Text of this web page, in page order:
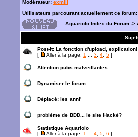
Modérateur: exmili
Utilisateurs parcourant actuellement ce
Aquariolo Index du Forum ->
Post-it: La fonction d'upload, explication!
[
Aller à la page: 1 3 4 5 ]
Attention pubs malveillantes
Dynamiser le forum
Déplacé: les anni'
problème de BDD... le site Hacké?
Statistique Aquariolo
[
Aller à la page: 1 4 5 6 ]